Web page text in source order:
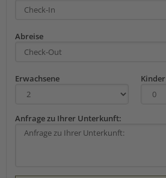
Abreise
Erwachsene Kinder
Anfrage zu Ihrer Unterkunft: